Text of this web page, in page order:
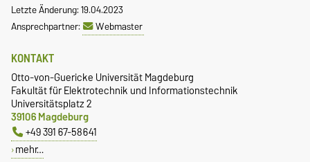
Letzte Änderung: 19.04.2023
Ansprechpartner:
Webmaster
KONTAKT
Otto-von-Guericke Universität Magdeburg
Fakultät für Elektrotechnik und Informationstechnik
Universitätsplatz 2
39106 Magdeburg
+49 391 67-58641
mehr…